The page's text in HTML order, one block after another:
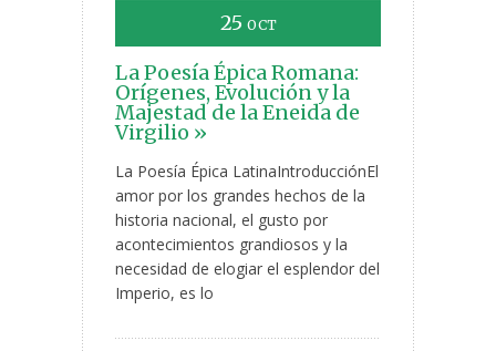
25 OCT
La Poesía Épica Romana:
Orígenes, Evolución y la
Majestad de la Eneida de
Virgilio »
La Poesía Épica LatinaIntroducciónEl
amor por los grandes hechos de la
historia nacional, el gusto por
acontecimientos grandiosos y la
necesidad de elogiar el esplendor del
Imperio, es lo